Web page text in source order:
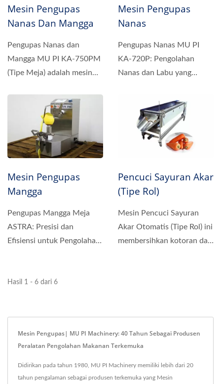
Mesin Pengupas
Nanas Dan Mangga
Pengupas Nanas dan
Mangga MU PI KA-750PM
(Tipe Meja) adalah mesin
Mesin Pengupas
Nanas
Pengupas Nanas MU PI
KA-720P: Pengolahan
Nanas dan Labu yang
Mesin Pengupas
Mangga
Pengupas Mangga Meja
ASTRA: Presisi dan
Efisiensi untuk Pengolahan
Pencuci Sayuran Akar
(Tipe Rol)
Mesin Pencuci Sayuran
Akar Otomatis (Tipe Rol) ini
membersihkan kotoran dan
Hasil 1 - 6 dari 6
Mesin Pengupas| MU PI Machinery: 40 Tahun Sebagai Produsen
Peralatan Pengolahan Makanan Terkemuka
Didirikan pada tahun 1980, MU PI Machinery memiliki lebih dari 20
tahun pengalaman sebagai produsen terkemuka yang Mesin